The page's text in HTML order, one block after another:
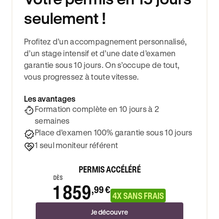
seulement !
Profitez d’un accompagnement personnalisé,
d’un stage intensif et d’une date d’examen
garantie sous 10 jours. On s’occupe de tout,
vous progressez à toute vitesse.
Les avantages
Formation complète en 10 jours à 2
semaines
Place d'examen 100% garantie sous 10 jours
1 seul moniteur référent
PERMIS ACCÉLÉRÉ
DÈS
1 859,99 €
4X SANS FRAIS
Je découvre